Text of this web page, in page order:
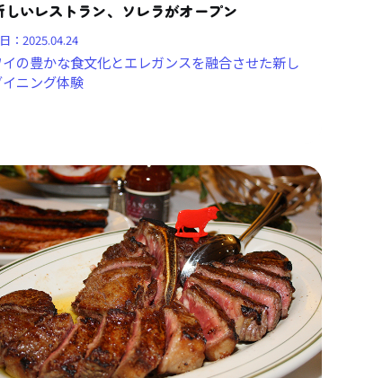
しいレストラン、ソレラがオープン
：2025.04.24
の豊かな食文化とエレガンスを融合させた新し
イニング体験